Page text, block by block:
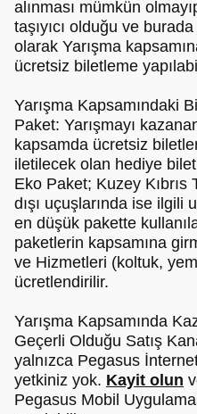
alınması mümkün
taşıyıcı olduğu ve
olarak Yarışma
ücretsiz biletleme
Yarışma Kapsamındaki
Paket: Yarışmayı
kapsamda ücretsiz
iletilecek olan hediye
Eko Paket; Kuzey
dışı uçuşlarında ise ilgili
en düşük pakette
paketlerin kapsamına
ve Hizmetleri (koltuk,
ücretlendirilir.
Yarışma Kapsamında
Geçerli Olduğu Satış
yalnızca Pegasus
yetkiniz yok. Kayit olun
Pegasus Mobil